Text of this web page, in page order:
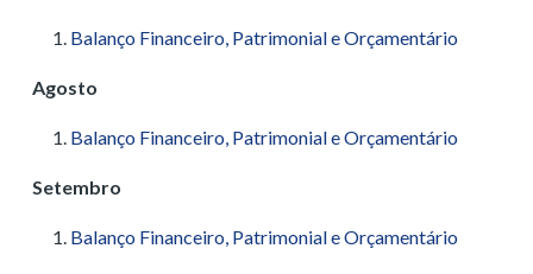
Balanço Financeiro, Patrimonial e Orçamentário
Agosto
Balanço Financeiro, Patrimonial e Orçamentário
Setembro
Balanço Financeiro, Patrimonial e Orçamentário